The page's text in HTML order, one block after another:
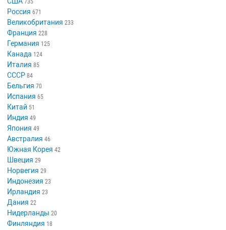
735
Россия 671
Великобритания 233
Франция 228
Германия 125
Канада 124
Италия 85
СССР 84
Бельгия 70
Испания 65
Китай 51
Индия 49
Япония 49
Австралия 46
Южная Корея 42
Швеция 29
Норвегия 29
Индонезия 23
Ирландия 23
Дания 22
Нидерланды 20
Финляндия 18